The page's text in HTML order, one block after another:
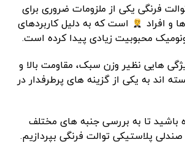
فرنگی یکی از ملزومات ضروری برای
و افراد
است که به دلیل کاربردهای
محبوبیت زیادی پیدا کرده است.
هایی نظیر وزن سبک، مقاومت بالا و
اند به یکی از گزینه های پرطرفدار در
باشید تا به بررسی جنبه های مختلف
صندلی پلاستیکی توالت فرنگی بپردازیم.